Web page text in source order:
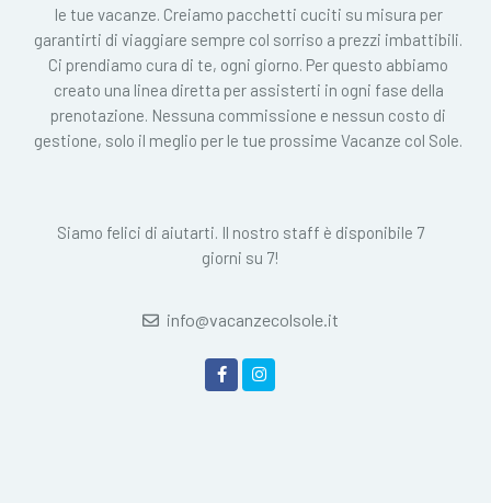
le tue vacanze. Creiamo pacchetti cuciti su misura per
garantirti di viaggiare sempre col sorriso a prezzi imbattibili.
Ci prendiamo cura di te, ogni giorno. Per questo abbiamo
creato una linea diretta per assisterti in ogni fase della
prenotazione. Nessuna commissione e nessun costo di
gestione, solo il meglio per le tue prossime Vacanze col Sole.
Siamo felici di aiutarti. Il nostro staff è disponibile 7
giorni su 7!
info@vacanzecolsole.it